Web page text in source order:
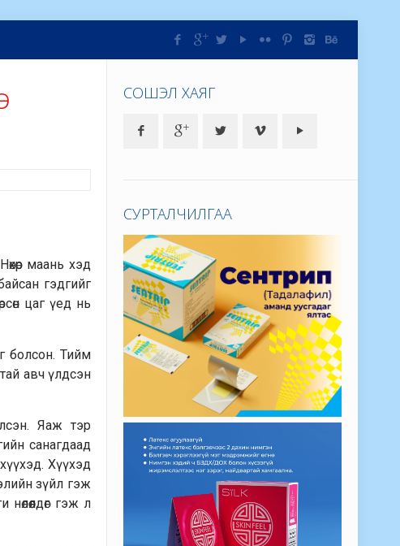
маань хэд
гэдгийг
цаг үед нь
болсон. Тийм
авч үлдсэн
Яаж тэр
санагдаад
Хүүхэд
зүйл гэж
гэж л
СОШЭЛ ХАЯГ
СУРТАЛЧИЛГАА